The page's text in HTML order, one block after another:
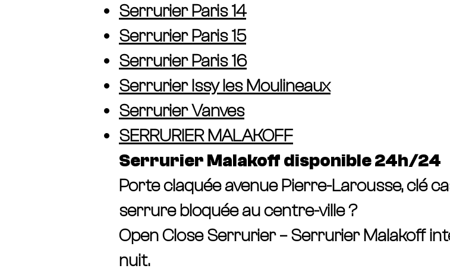
Serrurier Paris 14
Serrurier Paris 15
Serrurier Paris 16
​Serrurier lssy les Moulineaux
​Serrurier Vanves
​SERRURIER MALAKOFF
Serrurier Malakoff disponible 24h/24
Porte claquée avenue Pierre-Larousse, clé
serrure bloquée au centre-ville ?
Open Close Serrurier – Serrurier Malakoff
nuit.